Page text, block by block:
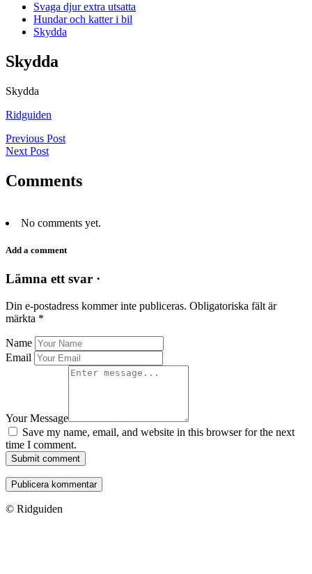
Svaga djur extra utsatta
Hundar och katter i bil
Skydda
Skydda
Skydda
Ridguiden
Previous Post
Next Post
Comments
No comments yet.
Add a comment
Lämna ett svar ·
Din e-postadress kommer inte publiceras. Obligatoriska fält är
märkta *
Name
Email
Your Message
Save my name, email, and website in this browser for the next
time I comment.
Submit comment
© Ridguiden